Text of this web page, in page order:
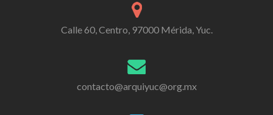
Calle 60, Centro, 97000 Mérida, Yuc.
contacto@arquiyuc@org.mx